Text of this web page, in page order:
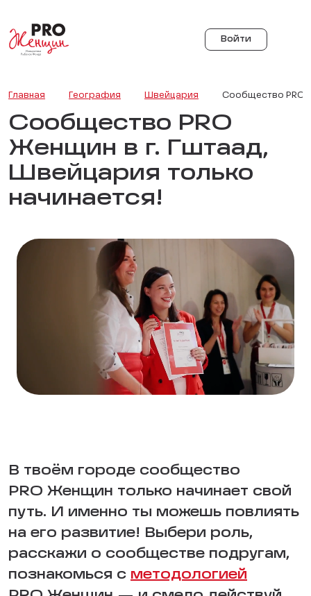
Войти
Главная География Швейцария Сообщество PRO
Сообщество PRO
Женщин в г. Гштаад,
Швейцария только
начинается!
В твоём городе сообщество
PRO Женщин только начинает свой
путь. И именно ты можешь повлиять
на его развитие! Выбери роль,
расскажи о сообществе подругам,
познакомься с методологией